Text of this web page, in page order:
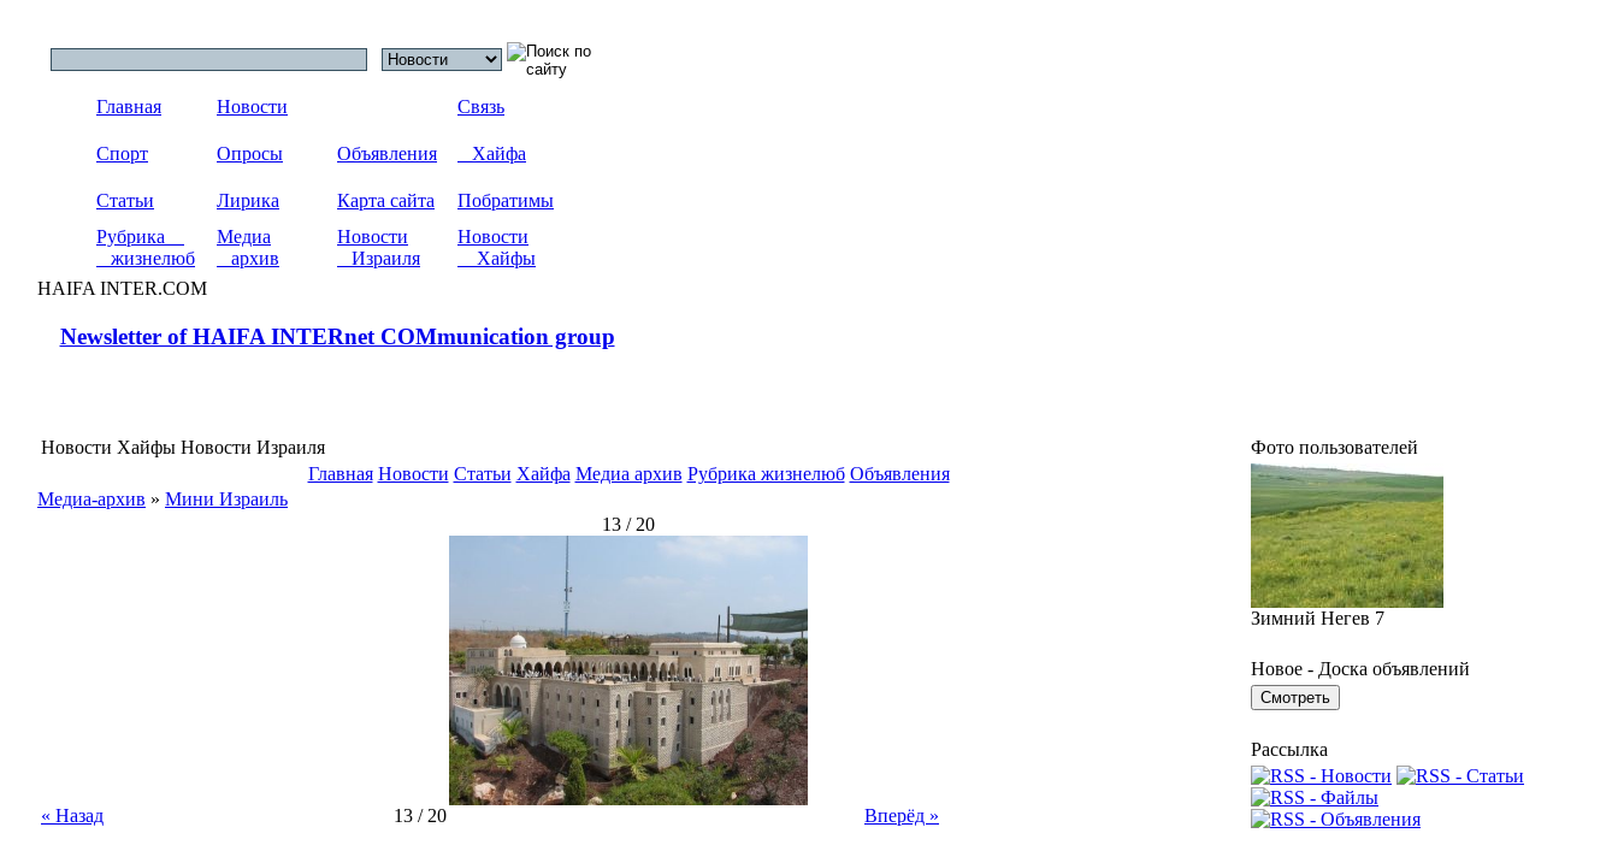
Главная Новости Связь
Спорт Опросы Объявления Хайфа
Статьи Лирика Карта сайта
Побратимы
Рубрика
жизнелюб
Медиа
архив
Новости
Израиля
Новости
Хайфы
HAIFA INTER.COM
Newsletter of HAIFA INTERnet COMmunication group
Новости Хайфы Новости Израиля
Главная Новости Статьи Хайфа Медиа архив Рубрика жизнелюб Объявления
Медиа-архив » Мини Израиль
13 / 20
« Назад 13 / 20 Вперёд »
Фото пользователей
Зимний Негев 7
Новое - Доска объявлений
Рассылка